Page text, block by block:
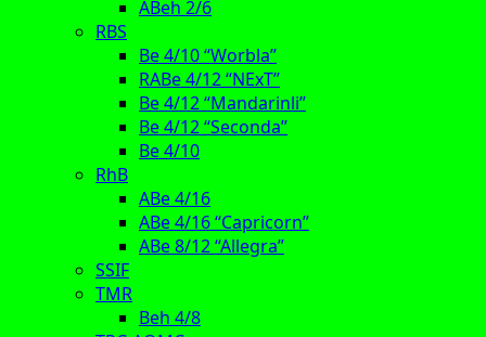
ABeh 2/6
RBS
Be 4/10 “Worbla”
RABe 4/12 “NExT”
Be 4/12 “Mandarinli”
Be 4/12 “Seconda”
Be 4/10
RhB
ABe 4/16
ABe 4/16 “Capricorn”
ABe 8/12 “Allegra”
SSIF
TMR
Beh 4/8